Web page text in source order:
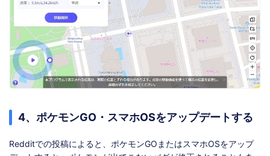
4、ポケモンGO・スマホOSをアップデートする
Redditでの投稿によると、ポケモンGOまたはスマホOSをアップ